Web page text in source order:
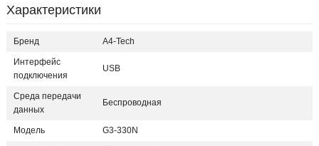
Характеристики
Бренд A4-Tech
Интерфейс
подключения
USB
Среда передачи
данных
Беспроводная
Модель G3-330N